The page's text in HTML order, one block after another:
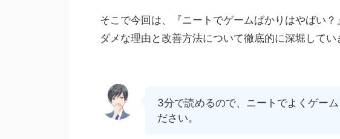
そこで今回は、『ニートでゲームばかりはやばい
ダメな理由と改善方法について徹底的に深堀してい
3分で読めるので、ニートでよくゲー
ださい。